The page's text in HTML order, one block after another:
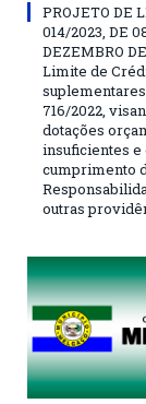
PROJETO DE
014/2023, DE
DEZEMBRO
Limite de
716/2022,
dotações
insuficientes e
cumprimento
outras